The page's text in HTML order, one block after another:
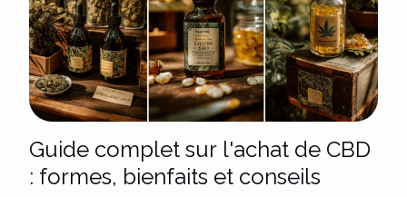
Guide complet sur l'achat de CBD
: formes, bienfaits et conseils